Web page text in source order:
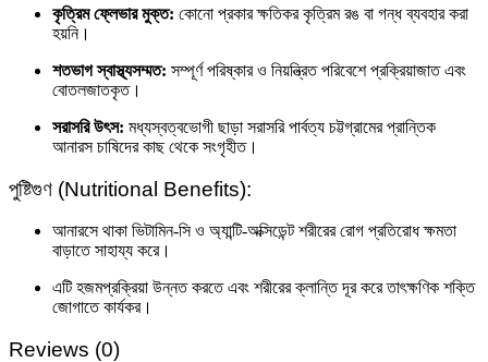
কৃত্রিম ফ্লেভার মুক্ত: কোনো প্রকার ক্ষতিকর কৃত্রিম রঙ বা গন্ধ ব্যবহার করা
হয়নি।
শতভাগ স্বাস্থ্যসম্মত: সম্পূর্ণ পরিষ্কার ও নিয়ন্ত্রিত পরিবেশে প্রক্রিয়াজাত এবং
বোতলজাতকৃত।
সরাসরি উৎস: মধ্যস্বত্বভোগী ছাড়া সরাসরি পার্বত্য চট্টগ্রামের প্রান্তিক
আনারস চাষিদের কাছ থেকে সংগৃহীত।
পুষ্টিগুণ (Nutritional Benefits):
আনারসে থাকা ভিটামিন-সি ও অ্যান্টি-অক্সিডেন্ট শরীরের রোগ প্রতিরোধ ক্ষমতা
বাড়াতে সাহায্য করে।
এটি হজমপ্রক্রিয়া উন্নত করতে এবং শরীরের ক্লান্তি দূর করে তাৎক্ষণিক শক্তি
জোগাতে কার্যকর।
Reviews (0)